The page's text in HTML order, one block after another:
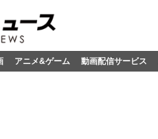
アニメ&ゲーム 動画配信サービス